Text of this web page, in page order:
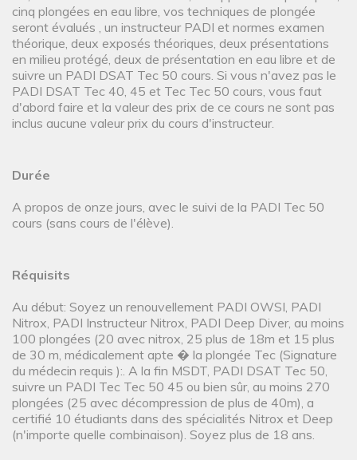
cinq plongées en eau libre, vos techniques de plongée
seront évalués , un instructeur PADI et normes examen
théorique, deux exposés théoriques, deux présentations
en milieu protégé, deux de présentation en eau libre et de
suivre un PADI DSAT Tec 50 cours. Si vous n'avez pas le
PADI DSAT Tec 40, 45 et Tec Tec 50 cours, vous faut
d'abord faire et la valeur des prix de ce cours ne sont pas
inclus aucune valeur prix du cours d'instructeur.
Durée
A propos de onze jours, avec le suivi de la PADI Tec 50
cours (sans cours de l'élève).
Réquisits
Au début: Soyez un renouvellement PADI OWSI, PADI
Nitrox, PADI Instructeur Nitrox, PADI Deep Diver, au moins
100 plongées (20 avec nitrox, 25 plus de 18m et 15 plus
de 30 m, médicalement apte � la plongée Tec (Signature
du médecin requis ):. A la fin MSDT, PADI DSAT Tec 50,
suivre un PADI Tec Tec 50 45 ou bien sûr, au moins 270
plongées (25 avec décompression de plus de 40m), a
certifié 10 étudiants dans des spécialités Nitrox et Deep
(n'importe quelle combinaison). Soyez plus de 18 ans.